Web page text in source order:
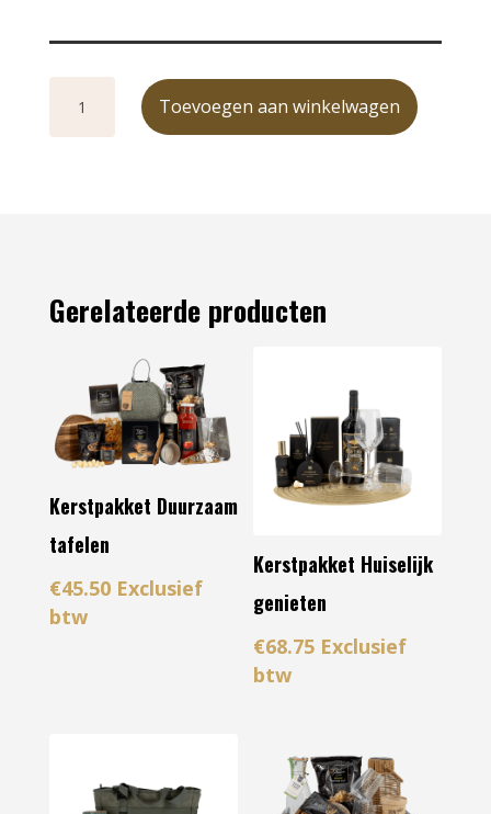
Toevoegen aan winkelwagen
Gerelateerde producten
Kerstpakket Duurzaam
tafelen
€45.50 Exclusief
btw
Kerstpakket Huiselijk
genieten
€68.75 Exclusief
btw